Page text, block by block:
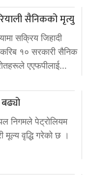
सैनिकको मृत्यु
सक्रिय जिहादी
१० सरकारी सैनिक
एएफपीलाई…
निगमले पेट्रोलियम
मूल्य वृद्धि गरेको छ ।